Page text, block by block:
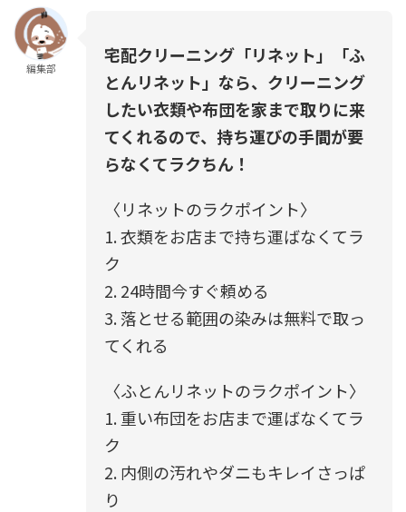
編集部
宅配クリーニング「リネット」「ふ
とんリネット」なら、クリーニング
したい衣類や布団を家まで取りに来
てくれるので、持ち運びの手間が要
らなくてラクちん！
〈リネットのラクポイント〉
1. 衣類をお店まで持ち運ばなくてラ
ク
2. 24時間今すぐ頼める
3. 落とせる範囲の染みは無料で取っ
てくれる
〈ふとんリネットのラクポイント〉
1. 重い布団をお店まで運ばなくてラ
ク
2. 内側の汚れやダニもキレイさっぱ
り